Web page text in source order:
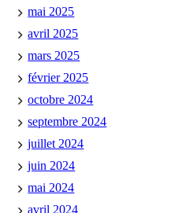
mai 2025
avril 2025
mars 2025
février 2025
octobre 2024
septembre 2024
juillet 2024
juin 2024
mai 2024
avril 2024